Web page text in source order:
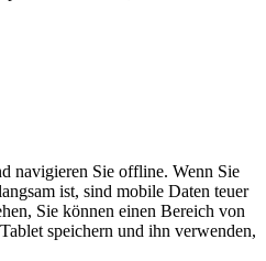
navigieren Sie offline. Wenn Sie
ist, sind mobile Daten teuer
Sie können einen Bereich von
speichern und ihn verwenden,